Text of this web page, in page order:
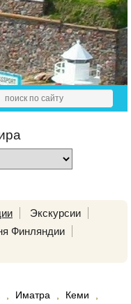
Экскурсии
Финляндии
Иматра Кеми